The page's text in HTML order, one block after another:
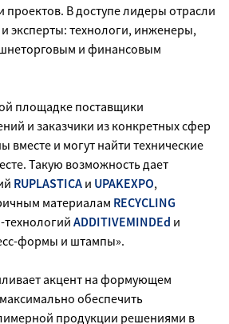
проектов. В доступе лидеры отрасли
эксперты: технологи, инженеры,
и финансовым
площадке поставщики
и заказчики из конкретных сфер
вместе и могут найти технические
Такую возможность дает
RUPLASTICA и UPAKEXPO,
материалам RECYCLING
технологийADDITIVEMINDEd и
формы и штампы».
акцент на формующем
обеспечить
продукции решениями в